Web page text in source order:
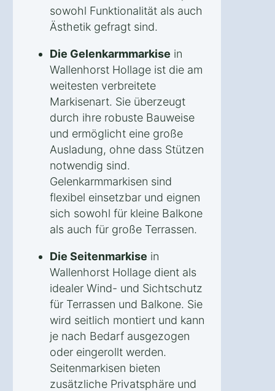
sowohl Funktionalität als auch
Ästhetik gefragt sind.
Die Gelenkarmmarkise in
Wallenhorst Hollage ist die am
weitesten verbreitete
Markisenart. Sie überzeugt
durch ihre robuste Bauweise
und ermöglicht eine große
Ausladung, ohne dass Stützen
notwendig sind.
Gelenkarmmarkisen sind
flexibel einsetzbar und eignen
sich sowohl für kleine Balkone
als auch für große Terrassen.
Die Seitenmarkise in
Wallenhorst Hollage dient als
idealer Wind- und Sichtschutz
für Terrassen und Balkone. Sie
wird seitlich montiert und kann
je nach Bedarf ausgezogen
oder eingerollt werden.
Seitenmarkisen bieten
zusätzliche Privatsphäre und